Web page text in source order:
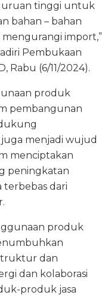
tinggi untuk
bahan – bahan
import,”
Pembukaan
Rabu (6/11/2024).
produk
pembangunan
menjadi wujud
menciptakan
peningkatan
terbebas dari
produk
dan
dan kolaborasi
produk jasa